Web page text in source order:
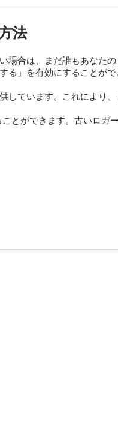
法
合は、まだ誰もあなた
る」を有効にすることが
ています。これにより
とができます。古いロガ